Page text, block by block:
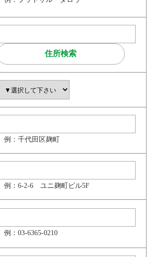
例：千代田区麹町
例：6-2-6 ユニ麹町ビル5F
例：03-6365-0210